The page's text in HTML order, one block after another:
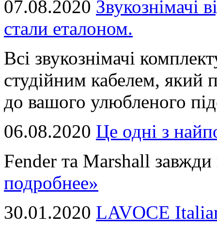
07.08.2020 Звукознімачі
стали еталоном.
Всі звукознімачі
студійним кабелем, який
до вашого улюбленого
06.08.2020 Це однi з
Fender та Marshall завжди
подробнее»
30.01.2020 LAVOCE